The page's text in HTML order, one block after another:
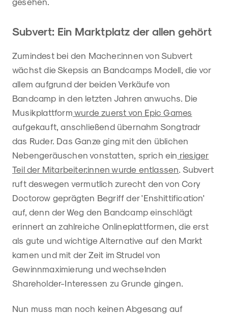
Subvert: Ein Marktplatz der allen gehört
Zumindest bei den Macher:innen von Subvert
wächst die Skepsis an Bandcamps Modell, die vor
allem aufgrund der beiden Verkäufe von
Bandcamp in den letzten Jahren anwuchs. Die
Musikplattform wurde zuerst von Epic Games
aufgekauft, anschließend übernahm Songtradr
das Ruder. Das Ganze ging mit den üblichen
Nebengeräuschen vonstatten, sprich ein riesiger
Teil der Mitarbeiter:innen wurde entlassen . Subvert
ruft deswegen vermutlich zurecht den von Cory
Doctorow geprägten Begriff der 'Enshittification'
auf, denn der Weg den Bandcamp einschlägt
erinnert an zahlreiche Onlineplattformen, die erst
als gute und wichtige Alternative auf den Markt
kamen und mit der Zeit im Strudel von
Gewinnmaximierung und wechselnden
Shareholder-Interessen zu Grunde gingen.
Nun muss man noch keinen Abgesang auf